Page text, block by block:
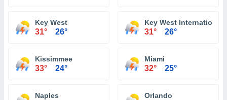
Key West
31° 26°
Key West International
31° 26°
Kissimmee
33° 24°
Miami
32° 25°
Naples Orlando